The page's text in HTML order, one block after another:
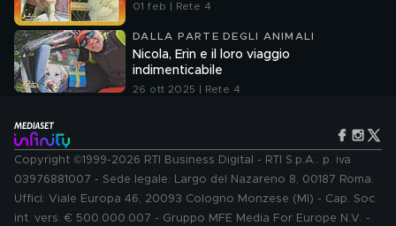
01 feb | Rete 4
DALLA PARTE DEGLI ANIMALI
Nicola, Erin e il loro viaggio
indimenticabile
26 ott 2025 | Rete 4
Copyright ©1999-2026 RTI Business Digital - RTI S.p.A.: p. iva
03976881007 - Sede legale: Largo del Nazareno 8, 00187 Roma.
Uffici: Viale Europa 46, 20093 Cologno Monzese (MI) - Cap. Soc.
int. vers. € 500.000.007 - Gruppo MFE Media For Europe N.V. -